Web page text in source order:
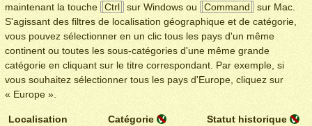
maintenant la touche
Ctrl sur Windows ou Command
sur Mac.
S'agissant des filtres de localisation géographique et de catégorie,
vous pouvez sélectionner en un clic tous les pays d'un même
continent ou toutes les sous-catégories d'une même grande
catégorie en cliquant sur le titre correspondant. Par exemple, si
vous souhaitez sélectionner tous les pays d'Europe, cliquez sur
« Europe ».
Localisation
Catégorie Statut historique